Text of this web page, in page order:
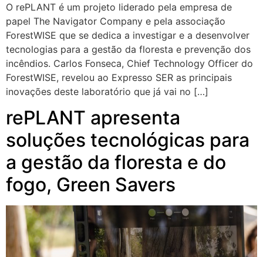
O rePLANT é um projeto liderado pela empresa de
papel The Navigator Company e pela associação
ForestWISE que se dedica a investigar e a desenvolver
tecnologias para a gestão da floresta e prevenção dos
incêndios. Carlos Fonseca, Chief Technology Officer do
ForestWISE, revelou ao Expresso SER as principais
inovações deste laboratório que já vai no […]
rePLANT apresenta
soluções tecnológicas para
a gestão da floresta e do
fogo, Green Savers